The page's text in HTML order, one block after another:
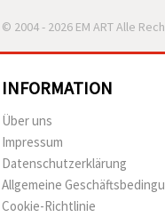
© 2004 - 2026 EM ART Alle
INFORMATION
Über uns
Impressum
Datenschutzerklärung
Allgemeine
Cookie-Richtlinie